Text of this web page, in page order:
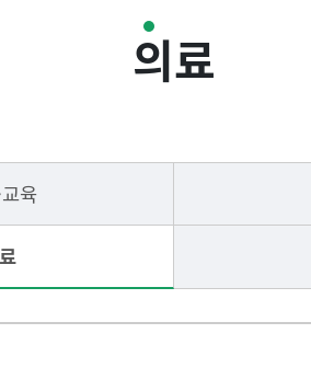
의료
육